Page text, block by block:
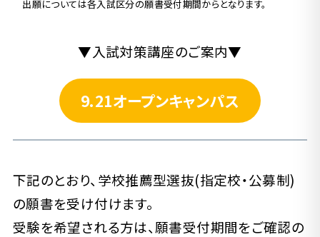
出願については各入試区分の願書受付期間からとなります。
▼入試対策講座のご案内▼
9.21オープンキャンパス
下記のとおり、学校推薦型選抜(指定校・公募制)
の願書を受け付けます。
受験を希望される方は、願書受付期間をご確認の